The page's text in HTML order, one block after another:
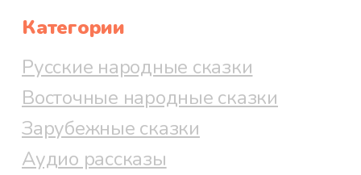
Категории
Русские народные сказки
Восточные народные сказки
Зарубежные сказки
Аудио рассказы